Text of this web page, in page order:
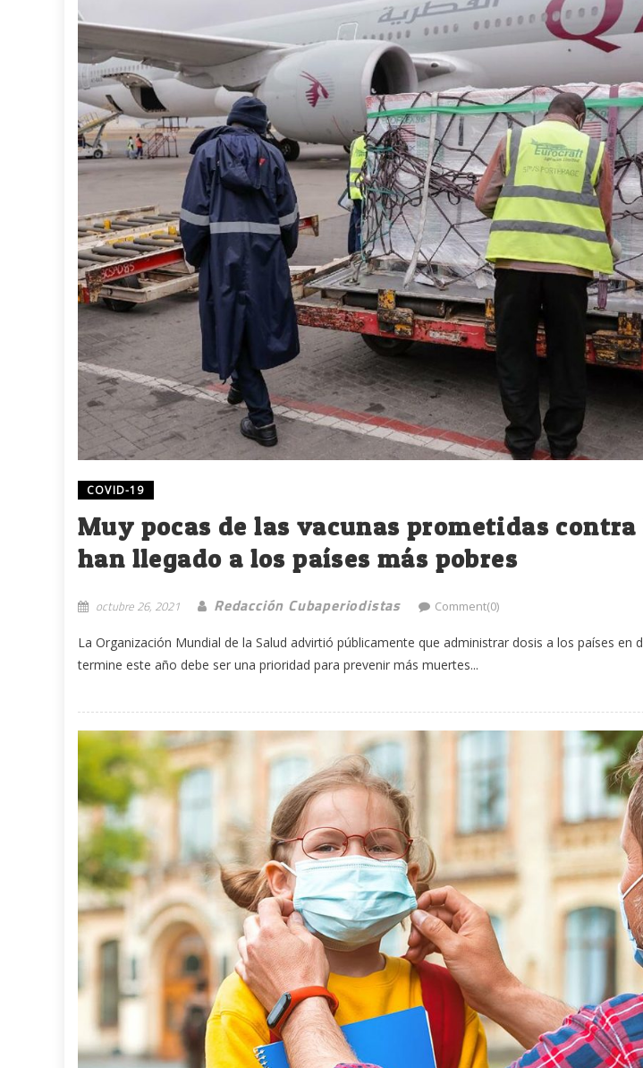
COVID-19
Muy pocas de las vacunas prometidas contra
han llegado a los países más pobres
octubre 26, 2021 Redacción Cubaperiodistas Comment(0)
La Organización Mundial de la Salud advirtió públicamente que administrar dosis a los países en
termine este año debe ser una prioridad para prevenir más muertes...